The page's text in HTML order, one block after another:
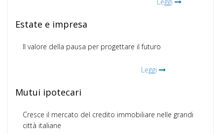
Leggi
Estate e impresa
Il valore della pausa per progettare il futuro
Leggi
Mutui ipotecari
Cresce il mercato del credito immobiliare nelle grandi
città italiane